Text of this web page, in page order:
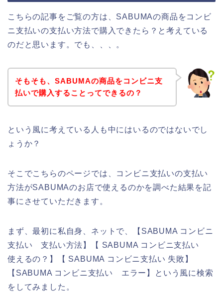
こちらの記事をご覧の方は、SABUMAの商品をコンビ
ニ支払いの支払い方法で購入できたら？と考えている
のだと思います。でも、、、。
そもそも、SABUMAの商品をコンビニ支
払いで購入することってできるの？
という風に考えている人も中にはいるのではないでし
ょうか？
そこでこちらのページでは、コンビニ支払いの支払い
方法がSABUMAのお店で使えるのかを調べた結果を記
事にさせていただきます。
まず、最初に私自身、ネットで、【SABUMA コンビニ
支払い 支払い方法】【 SABUMA コンビニ支払い
使えるの？】【 SABUMA コンビニ支払い 失敗】
【SABUMA コンビニ支払い エラー】という風に検索
をしてみました。